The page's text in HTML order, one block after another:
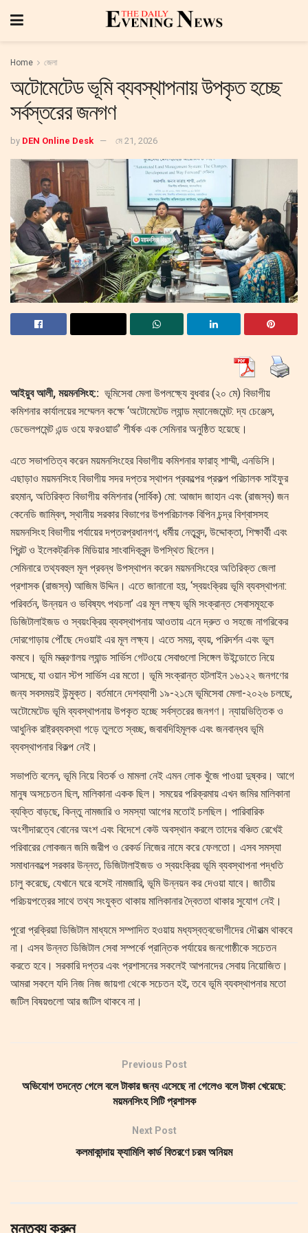
Home জেলা
অটোমেটেড ভূমি ব্যবস্থাপনায় উপকৃত হচ্ছে
সর্বস্তরের জনগণ
by DEN Online Desk মে 21, 2026
আইয়ুব আলী, ময়মনসিংহ:: ভূমিসেবা মেলা উপলক্ষ্যে বুধবার (২০ মে) বিভাগীয়
কমিশনার কার্যালয়ের সম্মেলন কক্ষে ‘অটোমেটেড ল্যান্ড ম্যানেজমেন্ট: দ্য চেঞ্জেস,
ডেভেলপমেন্ট এন্ড ওয়ে ফরওয়ার্ড’ শীর্ষক এক সেমিনার অনুষ্ঠিত হয়েছে।
এতে সভাপতিত্ব করেন ময়মনসিংহের বিভাগীয় কমিশনার ফারাহ্ শাম্মী, এনডিসি।
এছাড়াও ময়মনসিংহ বিভাগীয় সদর দপ্তর স্থাপন প্রকল্পের প্রকল্প পরিচালক সাইফুর
রহমান, অতিরিক্ত বিভাগীয় কমিশনার (সার্বিক) মো: আজাদ জাহান এবং (রাজস্ব) জন
কেনেডি জাম্বিল, স্থানীয় সরকার বিভাগের উপপরিচালক বিপিন চন্দ্র বিশ্বাসসহ
ময়মনসিংহ বিভাগীয় পর্যায়ের দপ্তরপ্রধানগণ, ধর্মীয় নেতৃবৃন্দ, উদ্দোক্তা, শিক্ষার্থী এবং
প্রিন্ট ও ইলেকট্রনিক মিডিয়ার সাংবাদিকবৃন্দ উপস্থিত ছিলেন।
সেমিনারে তথ্যবহুল মূল প্রবন্ধ উপস্থাপন করেন ময়মনসিংহের অতিরিক্ত জেলা
প্রশাসক (রাজস্ব) আজিম উদ্দিন। এতে জানানো হয়, ‘স্বয়ংক্রিয় ভূমি ব্যবস্থাপনা:
পরিবর্তন, উন্নয়ন ও ভবিষ্যৎ পথচলা’ এর মূল লক্ষ্য ভূমি সংক্রান্ত সেবাসমূহকে
ডিজিটালাইজড ও স্বয়ংক্রিয় ব্যবস্থাপনায় আওতায় এনে দ্রুত ও সহজে নাগরিকের
দোরগোড়ায় পৌঁছে দেওয়াই এর মূল লক্ষ্য। এতে সময়, ব্যয়, পরিদর্শন এবং ভুল
কমবে। ভূমি মন্ত্রণালয় ল্যান্ড সার্ভিস গেটওয়ে সেবাগুলো সিঙ্গেল উইন্ডোতে নিয়ে
আসছে, যা ওয়ান স্টপ সার্ভিস এর মতো। ভূমি সংক্রান্ত হটলাইন ১৬১২২ জনগণের
জন্য সবসময়ই উন্মুক্ত। বর্তমানে দেশব্যাপী ১৯-২১মে ভূমিসেবা মেলা-২০২৬ চলছে,
অটোমেটেড ভূমি ব্যবস্থাপনায় উপকৃত হচ্ছে সর্বস্তরের জনগণ। ন্যায়ভিত্তিক ও
আধুনিক রাষ্ট্রব্যবস্থা গড়ে তুলতে স্বচ্ছ, জবাবদিহিমূলক এবং জনবান্ধব ভূমি
ব্যবস্থাপনার বিকল্প নেই।
সভাপতি বলেন, ভূমি নিয়ে বিতর্ক ও মামলা নেই এমন লোক খুঁজে পাওয়া দুষ্কর। আগে
মানুষ অসচেতন ছিল, মালিকানা একক ছিল। সময়ের পরিক্রমায় এখন জমির মালিকানা
ব্যক্তি বাড়ছে, কিন্তু নামজারি ও সমস্যা আগের মতোই চলছিল। পারিবারিক
অংশীদারত্বে বোনের অংশ এবং বিদেশে কেউ অবস্থান করলে তাদের বঞ্চিত রেখেই
পরিবারের লোকজন জমি জরীপ ও রেকর্ড নিজের নামে করে ফেলতো। এসব সমস্যা
সমাধানকল্পে সরকার উন্নত, ডিজিটালাইজড ও স্বয়ংক্রিয় ভূমি ব্যবস্থাপনা পদ্ধতি
চালু করেছে, যেখানে ঘরে বসেই নামজারি, ভূমি উন্নয়ন কর দেওয়া যাবে। জাতীয়
পরিচয়পত্রের সাথে তথ্য সংযুক্ত থাকায় মালিকানার দ্বৈততা থাকার সুযোগ নেই।
পুরো প্রক্রিয়া ডিজিটাল মাধ্যমে সম্পাদিত হওয়ায় মধ্যস্বত্বভোগীদের দৌরাত্ম থাকবে
না। এসব উন্নত ডিজিটাল সেবা সম্পর্কে প্রান্তিক পর্যায়ের জনগোষ্ঠীকে সচেতন
করতে হবে। সরকারি দপ্তর এবং প্রশাসনের সকলেই আপনাদের সেবায় নিয়োজিত।
আমরা সকলে যদি নিজ নিজ জায়গা থেকে সচেতন হই, তবে ভূমি ব্যবস্থাপনার মতো
জটিল বিষয়গুলো আর জটিল থাকবে না।
Previous Post
অভিযোগ তদন্তে গেলে বলে টাকার জন্য এসেছে না গেলেও বলে টাকা খেয়েছে:
ময়মনসিংহ সিটি প্রশাসক
Next Post
কলমাকান্দায় ফ্যামিলি কার্ড বিতরণে চরম অনিয়ম
মন্তব্য করুন